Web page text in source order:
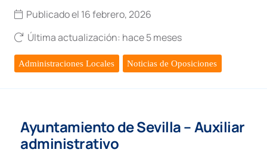
Publicado el 16 febrero, 2026
Última actualización: hace 5 meses
Administraciones Locales Noticias de Oposiciones
Ayuntamiento de Sevilla – Auxiliar
administrativo